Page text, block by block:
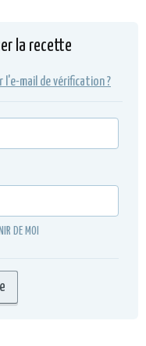
la recette
l'e-mail de vérification ?
DE MOI